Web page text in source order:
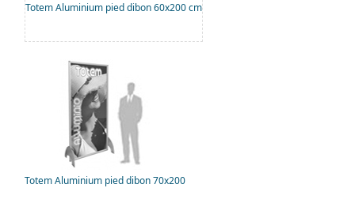
Totem Aluminium pied dibon 60x200 cm
Totem Aluminium pied dibon 70x200